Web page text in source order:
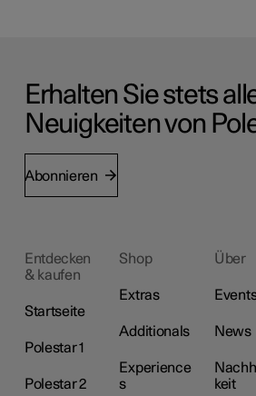
Erhalten Sie stets
Neuigkeiten von
Abonnieren
Entdecken
& kaufen
Startseite
Polestar 1
Polestar 2
Shop
Extras
Additionals
Experience
s
Über
News
keit